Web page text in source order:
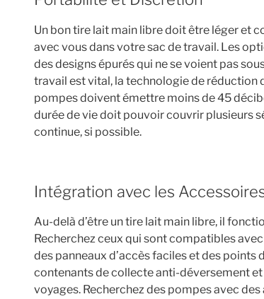
Un bon tire lait main libre doit être léger et
avec vous dans votre sac de travail. Les
des designs épurés qui ne se voient pas
travail est vital, la technologie de réduction
pompes doivent émettre moins de 45
durée de vie doit pouvoir couvrir plusieurs
continue, si possible.
Intégration avec les
Au-delà d’être un tire lait main libre, il
Recherchez ceux qui sont compatibles
des panneaux d’accès faciles et des
contenants de collecte anti-déversement
voyages. Recherchez des pompes avec